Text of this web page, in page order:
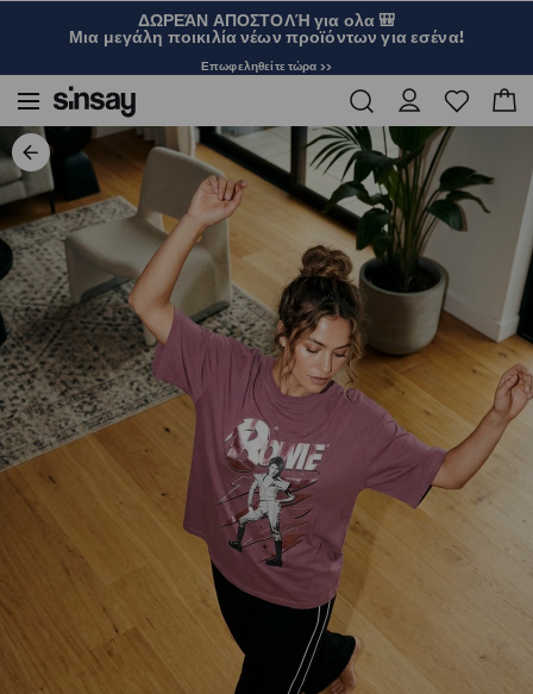
ΔΩΡΕΆΝ ΑΠΟΣΤΟΛΉ για ολα 🎒
Μια μεγάλη ποικιλία νέων προϊόντων για εσένα!
Επωφεληθείτε τώρα >>